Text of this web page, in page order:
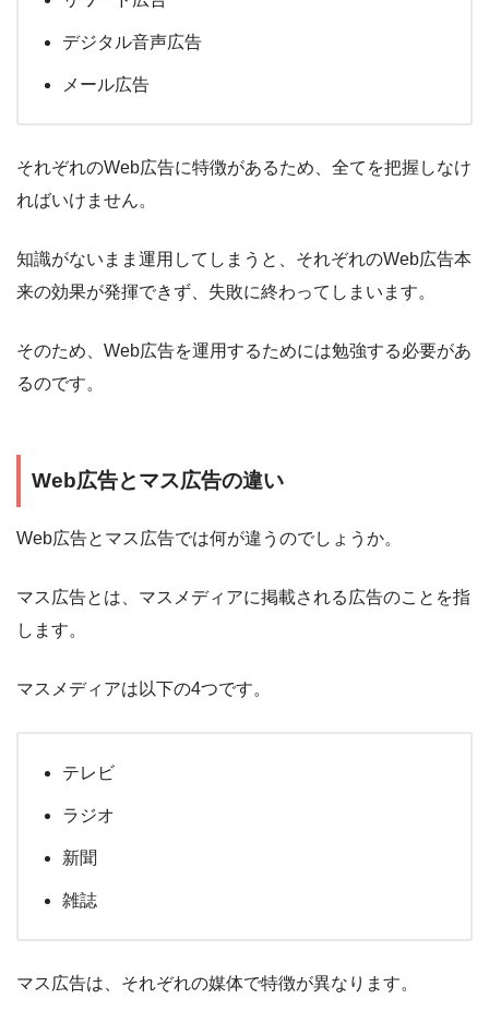
デジタル音声広告
メール広告
それぞれのWeb広告に特徴があるため、全てを把握しなけ
ればいけません。
知識がないまま運用してしまうと、それぞれのWeb広告本
来の効果が発揮できず、失敗に終わってしまいます。
そのため、Web広告を運用するためには勉強する必要があ
るのです。
Web広告とマス広告の違い
Web広告とマス広告では何が違うのでしょうか。
マス広告とは、マスメディアに掲載される広告のことを指
します。
マスメディアは以下の4つです。
テレビ
ラジオ
新聞
雑誌
マス広告は、それぞれの媒体で特徴が異なります。